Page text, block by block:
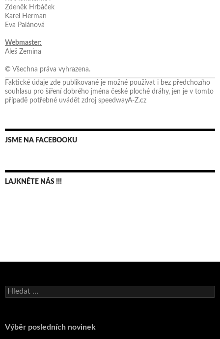
Zdeněk Hrbáček
Karel Herman
Eva Palánová
Webmaster:
Aleš Zemina
© Všechna práva vyhrazena.
Faktické údaje zde publikované je možné používat i bez předchozího
souhlasu pro šíření dobrého jména české ploché dráhy, jen je v tomto
případě potřebné uvádět zdroj speedwayA-Z.cz
JSME NA FACEBOOKU
LAJKNĚTE NÁS !!!
Vyhledávání
Výběr posledních novinek
Bruno Belan se radoval z triumfu na domácí dráze!
Pražský přebor neskrblil překvapeními!